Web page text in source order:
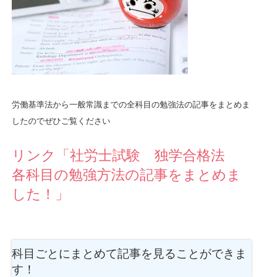
労働基準法から一般常識までの全科目の勉強法の記事をまとめま
したのでぜひご覧ください
リンク「社労士試験 独学合格法
各科目の勉強方法の記事をまとめま
した！」
科目ごとにまとめて記事を見ることができま
す！